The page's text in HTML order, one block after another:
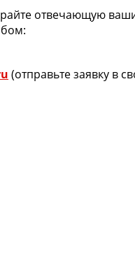
отвечающую
(отправьте заявку в